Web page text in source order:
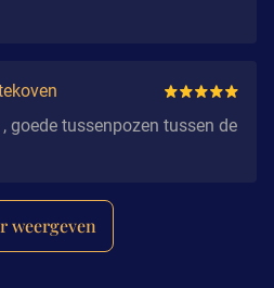
goede tussenpozen tussen de
weergeven